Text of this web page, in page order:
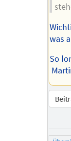
was
So